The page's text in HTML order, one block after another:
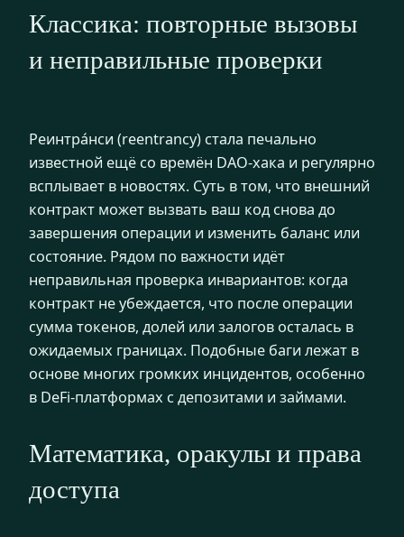
Классика: повторные вызовы
и неправильные проверки
Реинтра́нси (reentrancy) стала печально
известной ещё со времён DAO‑хака и регулярно
всплывает в новостях. Суть в том, что внешний
контракт может вызвать ваш код снова до
завершения операции и изменить баланс или
состояние. Рядом по важности идёт
неправильная проверка инвариантов: когда
контракт не убеждается, что после операции
сумма токенов, долей или залогов осталась в
ожидаемых границах. Подобные баги лежат в
основе многих громких инцидентов, особенно
в DeFi‑платформах с депозитами и займами.
Математика, оракулы и права
доступа